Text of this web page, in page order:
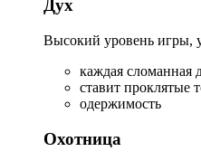
Дух
Высокий уровень игры,
каждая сломанная
ставит проклятые
одержимость
Охотница